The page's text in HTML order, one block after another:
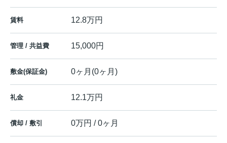
賃料 12.8万円
管理 / 共益費 15,000円
敷金(保証金) 0ヶ月(0ヶ月)
礼金 12.1万円
償却 / 敷引 0万円 / 0ヶ月